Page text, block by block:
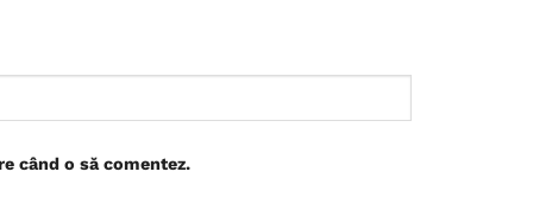
când o să comentez.